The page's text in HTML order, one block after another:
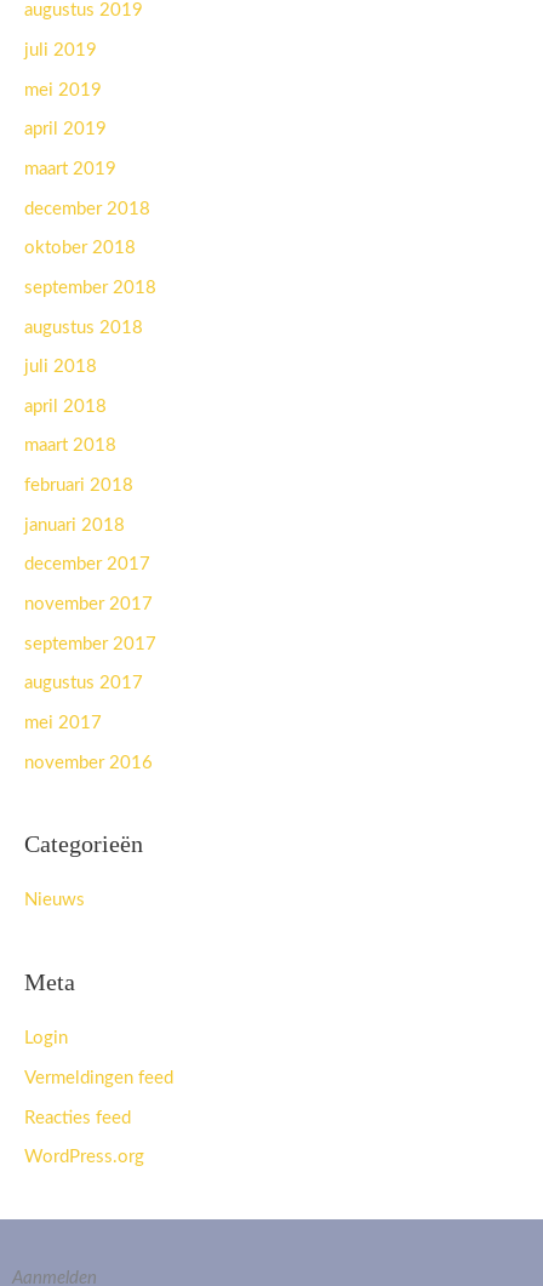
augustus 2019
juli 2019
mei 2019
april 2019
maart 2019
december 2018
oktober 2018
september 2018
augustus 2018
juli 2018
april 2018
maart 2018
februari 2018
januari 2018
december 2017
november 2017
september 2017
augustus 2017
mei 2017
november 2016
Categorieën
Nieuws
Meta
Login
Vermeldingen feed
Reacties feed
WordPress.org
Aanmelden